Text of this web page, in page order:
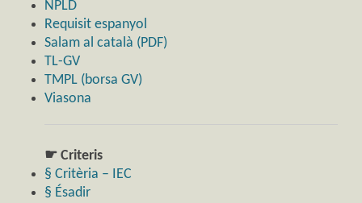
NPLD
Requisit espanyol
Salam al català (PDF)
TL-GV
TMPL (borsa GV)
Viasona
☛ Criteris
§ Critèria – IEC
§ Ésadir